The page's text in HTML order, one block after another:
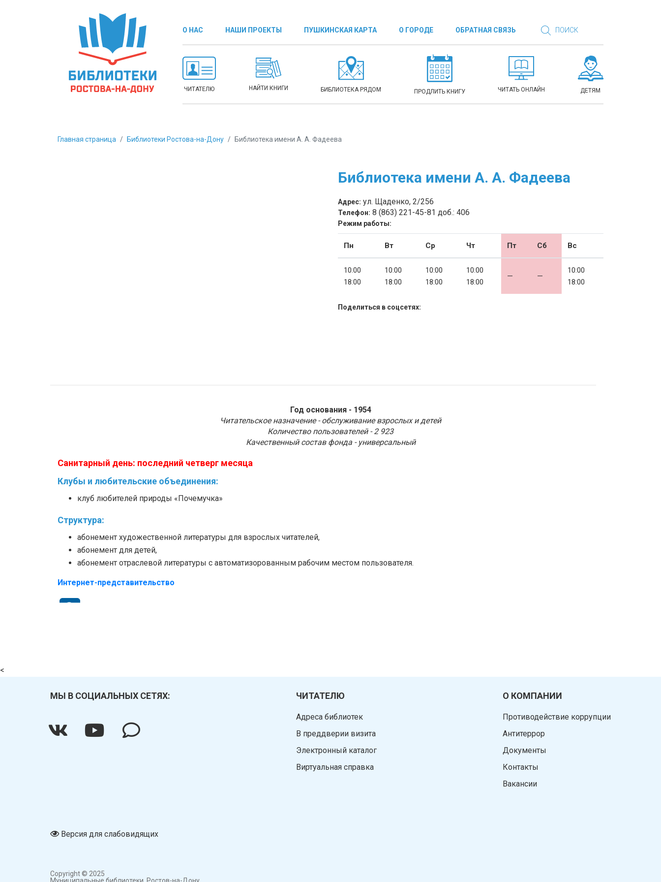
О НАС НАШИ ПРОЕКТЫ ПУШКИНСКАЯ КАРТА О ГОРОДЕ ОБРАТНАЯ СВЯЗЬ ПОИСК
ЧИТАТЕЛЮ НАЙТИ КНИГИ БИБЛИОТЕКА РЯДОМ ПРОДЛИТЬ КНИГУ ЧИТАТЬ ОНЛАЙН ДЕТЯМ
Главная страница Библиотеки Ростова-на-Дону Библиотека имени А. А. Фадеева
Библиотека имени А. А. Фадеева
Адрес: ул. Щаденко, 2/256
Телефон: 8 (863) 221-45-81 доб.: 406
Режим работы:
Пн Вт Ср Чт Пт Сб Вс
10:00
18:00
10:00
18:00
10:00
18:00
10:00
18:00
— —
10:00
18:00
Поделиться в соцсетях:
Год основания - 1954
Читательское назначение - обслуживание взрослых и детей
Количество пользователей - 2 923
Качественный состав фонда - универсальный
Санитарный день: последний четверг месяца
Клубы и любительские объединения:
клуб любителей природы «Почемучка»
Структура:
абонемент художественной литературы для взрослых читателей,
абонемент для детей,
абонемент отраслевой литературы с автоматизорованным рабочим местом пользователя.
Интернет-представительство
<
МЫ В СОЦИАЛЬНЫХ СЕТЯХ: ЧИТАТЕЛЮ
Адреса библиотек
В преддверии визита
Электронный каталог
Виртуальная справка
О КОМПАНИИ
Противодействие коррупции
Антитеррор
Документы
Контакты
Вакансии
Версия для слабовидящих
Copyright © 2025